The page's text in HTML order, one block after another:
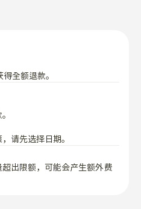
全额退款。
请先选择日期。
出限额，可能会产生额外费